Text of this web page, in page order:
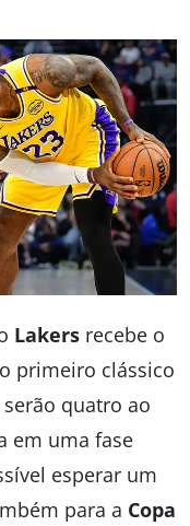
Lakers recebe o
primeiro clássico
quatro ao
em uma fase
esperar um
para a Copa